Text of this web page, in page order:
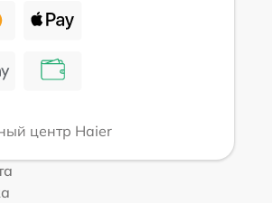
центр Haier